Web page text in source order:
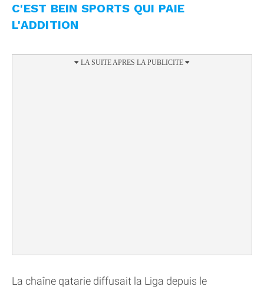
C'EST BEIN SPORTS QUI PAIE
L'ADDITION
La chaîne qatarie diffusait la Liga depuis le